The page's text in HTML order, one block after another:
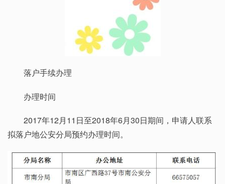
落户手续办理
办理时间
2017年12月11日至2018年6月30日期间，申请人联系
拟落户地公安分局预约办理时间。